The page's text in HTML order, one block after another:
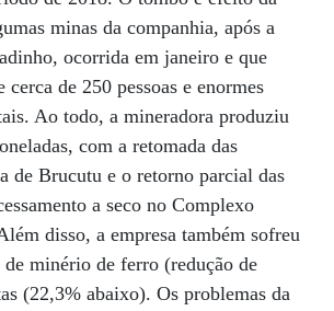
minas da companhia, após a
ocorrida em janeiro e que
cerca de 250 pessoas e enormes
Ao todo, a mineradora produziu
com a retomada das
de Brucutu e o retorno parcial das
a seco no Complexo
disso, a empresa também sofreu
de minério de ferro (redução de
(22,3% abaixo). Os problemas da